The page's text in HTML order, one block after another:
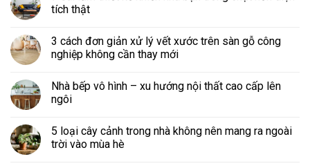
tích thật
3 cách đơn giản xử lý vết xước trên sàn gỗ công
nghiệp không cần thay mới
Nhà bếp vô hình – xu hướng nội thất cao cấp lên
ngôi
5 loại cây cảnh trong nhà không nên mang ra ngoài
trời vào mùa hè